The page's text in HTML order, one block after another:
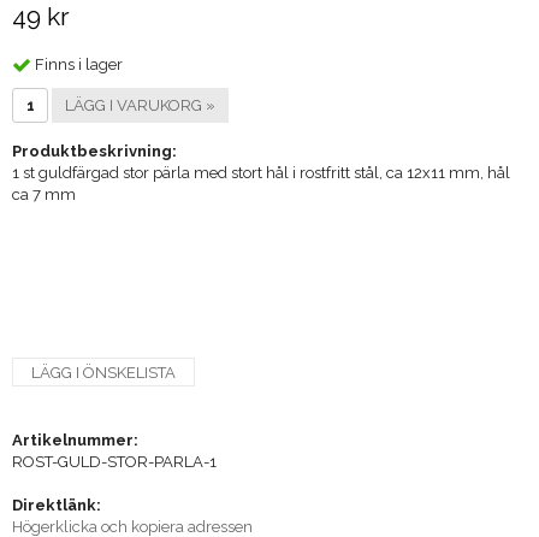
49 kr
Finns i lager
LÄGG I VARUKORG »
Produktbeskrivning:
1 st guldfärgad stor pärla med stort hål i rostfritt stål, ca 12x11 mm, hål
ca 7 mm
LÄGG I ÖNSKELISTA
Artikelnummer:
ROST-GULD-STOR-PARLA-1
Direktlänk:
Högerklicka och kopiera adressen